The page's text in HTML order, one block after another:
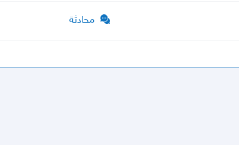
محادثة